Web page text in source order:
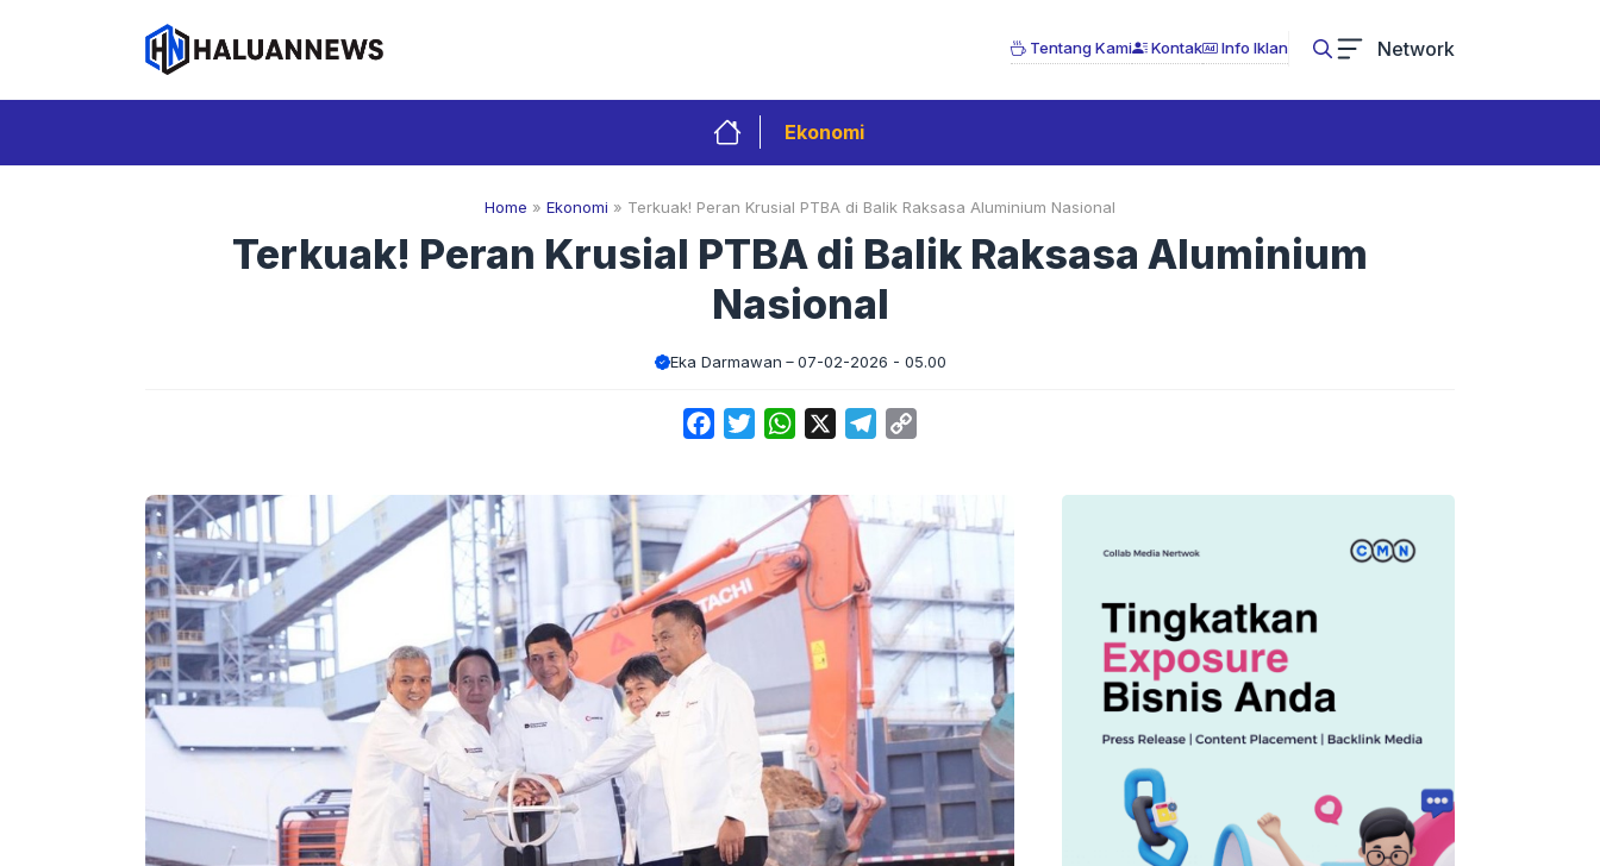
Tentang Kami Kontak Info Iklan Network
Ekonomi
Home » Ekonomi » Terkuak! Peran Krusial PTBA di Balik Raksasa Aluminium Nasional
Terkuak! Peran Krusial PTBA di Balik Raksasa Aluminium
Nasional
Eka Darmawan 07-02-2026 - 05.00
FacebookTwitterWhatsApp Telegram